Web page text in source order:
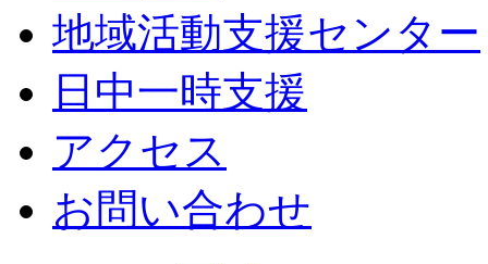
地域活動支援センター
日中一時支援
アクセス
お問い合わせ